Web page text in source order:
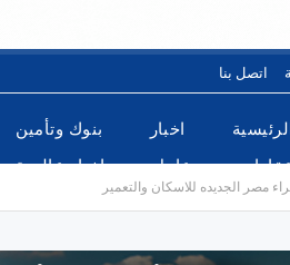
اتصل بنا
الرئيسية اخبار بنوك وتأمين
عاجل اخبار عالمية
الجديده للاسكان والتعمير